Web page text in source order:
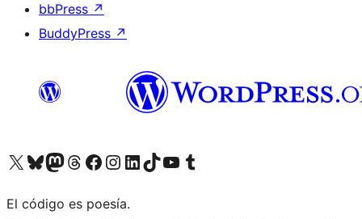
bbPress ↗
BuddyPress ↗
Visita nuestra cuenta de X (anteriormente Twitter)
Visita nuestra cuenta de Bluesky
Visita nuestra cuenta de Mastodon
Visita nuestra cuenta de Threads
Visita nuestra página de Facebook
Visita nuestra cuenta de Instagram
Visita nuestra cuenta de LinkedIn
Visita nuestra cuenta de TikTok
Visita nuestro canal de YouTube
Visita nuestra cuenta de Tumblr
El código es poesía.